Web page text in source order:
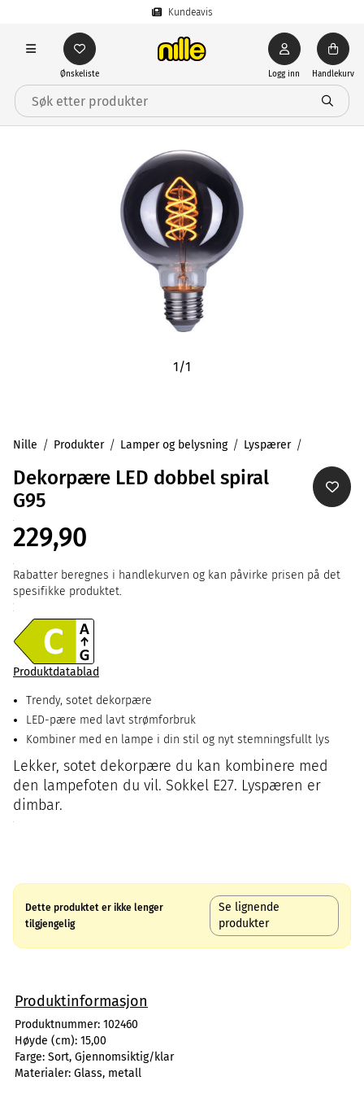
Kundeavis
Ønskeliste Logg inn Handlekurv
1/1
Nille Produkter Lamper og belysning Lyspærer
Dekorpære LED dobbel spiral
G95
229,90
Rabatter beregnes i handlekurven og kan påvirke prisen på det
spesifikke produktet.
Produktdatablad
Trendy, sotet dekorpære
LED-pære med lavt strømforbruk
Kombiner med en lampe i din stil og nyt stemningsfullt lys
Lekker, sotet dekorpære du kan kombinere med
den lampefoten du vil. Sokkel E27. Lyspæren er
dimbar.
Dette produktet er ikke lenger
tilgjengelig
Se lignende
produkter
Produktinformasjon
Produktnummer: 102460
Høyde (cm): 15,00
Farge: Sort, Gjennomsiktig/klar
Materialer: Glass, metall